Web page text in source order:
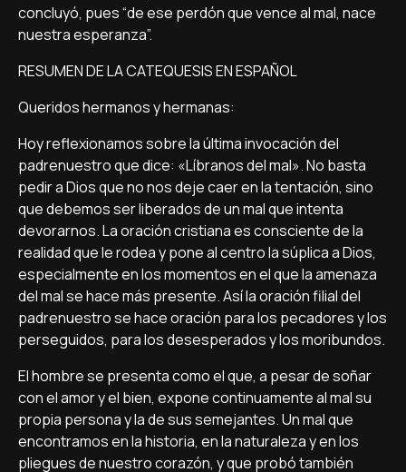
concluyó, pues “de ese perdón que vence al mal, nace
nuestra esperanza”.
RESUMEN DE LA CATEQUESIS EN ESPAÑOL
Queridos hermanos y hermanas:
Hoy reflexionamos sobre la última invocación del
padrenuestro que dice: «Líbranos del mal». No basta
pedir a Dios que no nos deje caer en la tentación, sino
que debemos ser liberados de un mal que intenta
devorarnos. La oración cristiana es consciente de la
realidad que le rodea y pone al centro la súplica a Dios,
especialmente en los momentos en el que la amenaza
del mal se hace más presente. Así la oración filial del
padrenuestro se hace oración para los pecadores y los
perseguidos, para los desesperados y los moribundos.
El hombre se presenta como el que, a pesar de soñar
con el amor y el bien, expone continuamente al mal su
propia persona y la de sus semejantes. Un mal que
encontramos en la historia, en la naturaleza y en los
pliegues de nuestro corazón, y que probó también